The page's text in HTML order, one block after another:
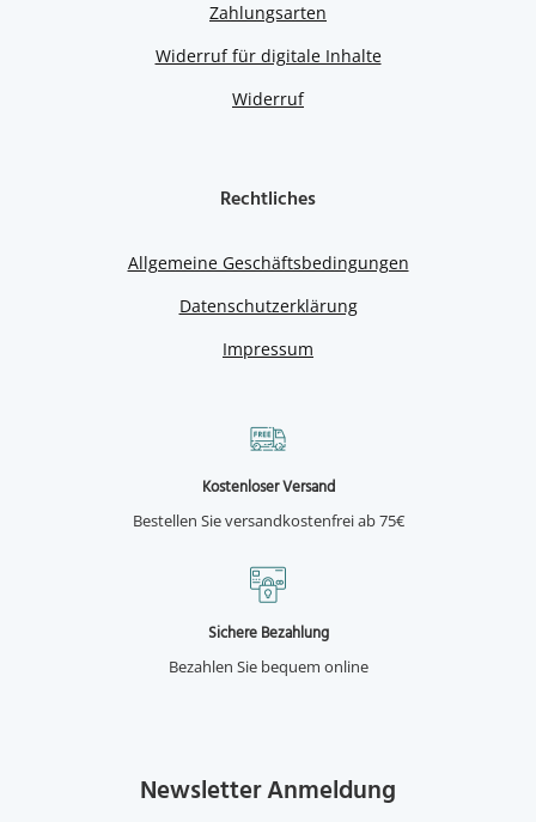
Zahlungsarten
Widerruf für digitale Inhalte
Widerruf
Rechtliches
Allgemeine Geschäftsbedingungen
Datenschutzerklärung
Impressum
Kostenloser Versand
Bestellen Sie versandkostenfrei ab 75€
Sichere Bezahlung
Bezahlen Sie bequem online
Newsletter Anmeldung